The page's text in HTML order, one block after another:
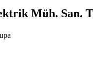
Müh. San.